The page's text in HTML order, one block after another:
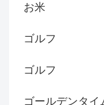
お米
ゴルフ
ゴルフ
ゴールデンタイ